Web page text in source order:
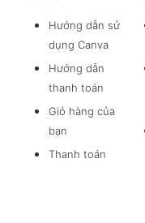
Hướng dẫn sử
dụng Canva
Hướng dẫn
thanh toán
Giỏ hàng của
bạn
Thanh toán